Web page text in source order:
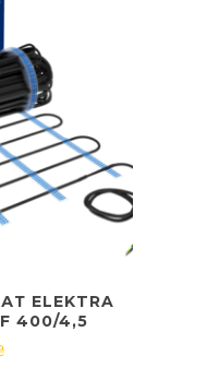
ELEKTRA
400/4,5